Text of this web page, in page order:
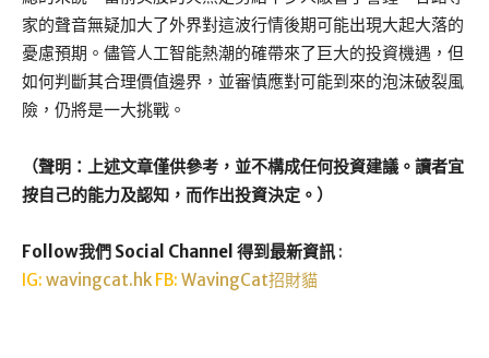
家的聲音無疑加大了外界對這波行情後期可能出現大起大落的
憂慮預期。儘管人工智能熱潮的確帶來了巨大的投資機遇，但
如何判斷其合理價值邊界，並審慎應對可能到來的泡沫破裂風
險，仍將是一大挑戰。
（聲明：上述文章僅供參考，並不構成任何投資建議。讀者宜
按自己的能力及認知，而作出投資決定。）
Follow我們 Social Channel 得到最新資訊 :
IG: wavingcat.hk FB: WavingCat招財貓